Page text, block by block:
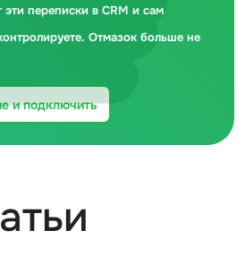
эти переписки в CRM и сам
Отмазок больше не
и подключить